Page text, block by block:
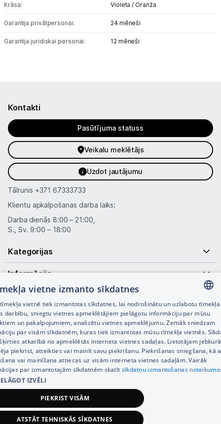
Telefoni, planšetdatori
Viedierīces
Ražotāju atjaunota tehnika
Vēlmju saraksts
Blogs
Piegāde un apmaksa
Tehnikas izvešana
Uzņēmumiem
Tet pakalpojumi
Kontakti
Informācija
Krāsa: Violeta / Oranža
Garantija privātpersonai: 24 mēneši
Garantija juridiskai personai: 12 mēneši
Kontakti
Pasūtījuma statuss
Veikalu meklētājs
Uzdot jautājumu
Tālrunis +371 67333733
Klientu apkalpošanas darba laiks:
Darba dienās 8:00 – 21:00,
S., Sv. 9:00 – 18:00
Kategorijas
Informācija
Noderīgas saites
© SIA Tet 2026 -
LATVIAN
RUSSIAN
ENGLISH
vietne izmanto sīkdatnes
vietnē tiek izmantotas sīkdatnes, lai nodrošinātu un uzlabotu tīmekļa
darbību, sniegtu vietnes apmeklētājiem pielāgotu informāciju par mūsu
un pakalpojumiem, analizētu vietnes apmeklējumu. Zemāk sniedzam
par visām sīkdatnēm, kuras tiek izmantotas mūsu tīmekļa vietnēs.
atkarībā no apmeklētās interneta vietnes sadaļas. Lietotājam
piekrist, atteikties vai mainīt savu piekrišanu. Piekrišanas sniegšana, kā
vai mainīšana attiecas uz visām interneta vietnes sadaļām. Vairāk
par izmantotajām sīkdatnēm skatīt sīkdatņu izmantošanas
IZVĒLI
PIEKRIST VISĀM
ATSTĀT TEHNISKĀS SĪKDATNES